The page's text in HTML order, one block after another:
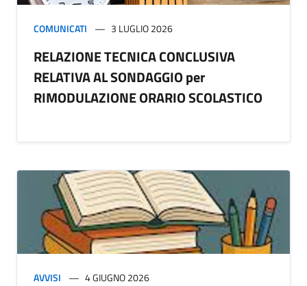
COMUNICATI 3 LUGLIO 2026
RELAZIONE TECNICA CONCLUSIVA
RELATIVA AL SONDAGGIO per
RIMODULAZIONE ORARIO SCOLASTICO
AVVISI 4 GIUGNO 2026